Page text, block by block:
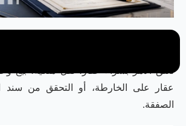
تعلّق الأمر بشراء عقار، نقل ملكية، بيع
عقار على الخارطة، أو التحقق من سند
الصفقة.